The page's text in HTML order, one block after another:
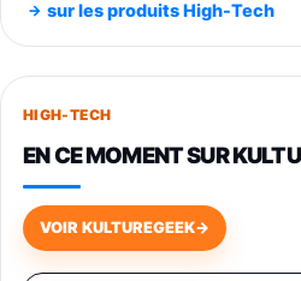
891,99€1199€Fnac
Smartphone
749,99€
648,63€834,71€
Samsung Galaxy
sur les produits High-Tech
HIGH-TECH
EN CE MOMENT SUR
VOIR KULTUREGEEK→